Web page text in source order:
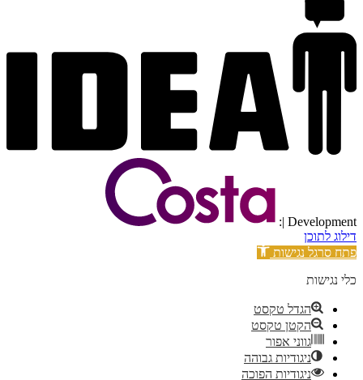
| Development:
דילוג לתוכן
פתח סרגל נגישות
כלי נגישות
הגדל טקסט
הקטן טקסט
גווני אפור
ניגודיות גבוהה
ניגודיות הפוכה